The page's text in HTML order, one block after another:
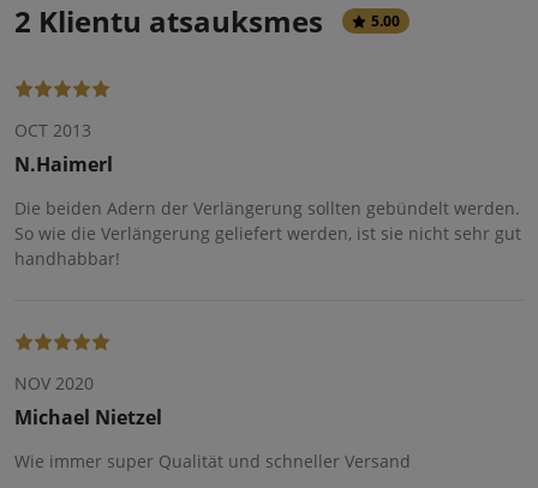
2 Klientu atsauksmes 5.00
OCT 2013
N.Haimerl
Die beiden Adern der Verlängerung sollten gebündelt werden.
So wie die Verlängerung geliefert werden, ist sie nicht sehr gut
handhabbar!
NOV 2020
Michael Nietzel
Wie immer super Qualität und schneller Versand